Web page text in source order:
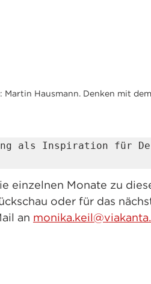
Martin Hausmann. Denken mit
als Inspiration für
einzelnen Monate zu
oder für das
an